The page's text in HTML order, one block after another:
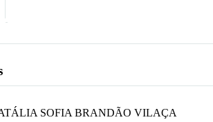
SOFIA BRANDÃO VILAÇA